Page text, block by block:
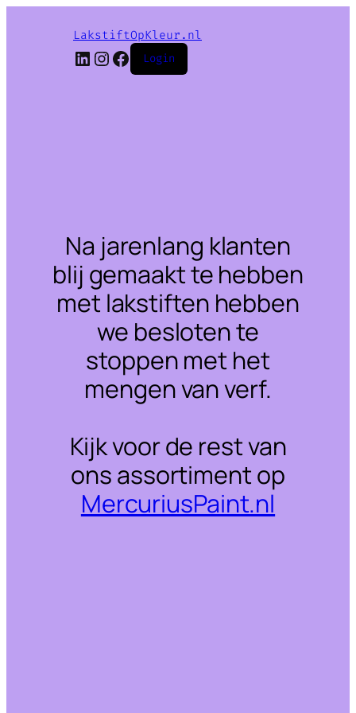
LakstiftOpKleur.nl
LinkedIn
Instagram
Facebook
Login
Na jarenlang klanten
blij gemaakt te hebben
met lakstiften hebben
we besloten te
stoppen met het
mengen van verf.
Kijk voor de rest van
ons assortiment op
MercuriusPaint.nl